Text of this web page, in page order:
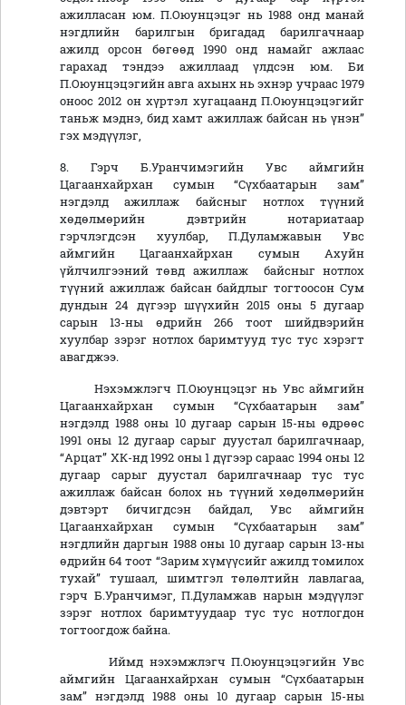
ажилласан юм. П.Оюунцэцэг нь 1988 онд манай
нэгдлийн барилгын бригадад барилгачнаар
ажилд орсон бөгөөд 1990 онд намайг ажлаас
гарахад тэндээ ажиллаад үлдсэн юм. Би
П.Оюунцэцэгийн авга ахынх нь эхнэр учраас 1979
оноос 2012 он хүртэл хугацаанд П.Оюунцэцэгийг
таньж мэднэ, бид хамт ажиллаж байсан нь үнэн”
гэх мэдүүлэг,
8. Гэрч Б.Уранчимэгийн Увс аймгийн
Цагаанхайрхан сумын “Сүхбаатарын зам”
нэгдэлд ажиллаж байсныг нотлох түүний
хөдөлмөрийн дэвтрийн нотариатаар
гэрчлэгдсэн хуулбар, П.Дуламжавын Увс
аймгийн Цагаанхайрхан сумын Ахуйн
үйлчилгээний төвд ажиллаж байсныг нотлох
түүний ажиллаж байсан байдлыг тогтоосон Сум
дундын 24 дүгээр шүүхийн 2015 оны 5 дугаар
сарын 13-ны өдрийн 266 тоот шийдвэрийн
хуулбар зэрэг нотлох баримтууд тус тус хэрэгт
авагджээ.
Нэхэмжлэгч П.Оюунцэцэг нь Увс аймгийн
Цагаанхайрхан сумын “Сүхбаатарын зам”
нэгдэлд 1988 оны 10 дугаар сарын 15-ны өдрөөс
1991 оны 12 дугаар сарыг дуустал барилгачнаар,
“Арцат” ХК-нд 1992 оны 1 дүгээр сараас 1994 оны 12
дугаар сарыг дуустал барилгачнаар тус тус
ажиллаж байсан болох нь түүний хөдөлмөрийн
дэвтэрт бичигдсэн байдал, Увс аймгийн
Цагаанхайрхан сумын “Сүхбаатарын зам”
нэгдлийн даргын 1988 оны 10 дугаар сарын 13-ны
өдрийн 64 тоот “Зарим хүмүүсийг ажилд томилох
тухай” тушаал, шимтгэл төлөлтийн лавлагаа,
гэрч Б.Уранчимэг, П.Дуламжав нарын мэдүүлэг
зэрэг нотлох баримтуудаар тус тус нотлогдон
тогтоогдож байна.
Иймд нэхэмжлэгч П.Оюунцэцэгийн Увс
аймгийн Цагаанхайрхан сумын “Сүхбаатарын
зам” нэгдэлд 1988 оны 10 дугаар сарын 15-ны